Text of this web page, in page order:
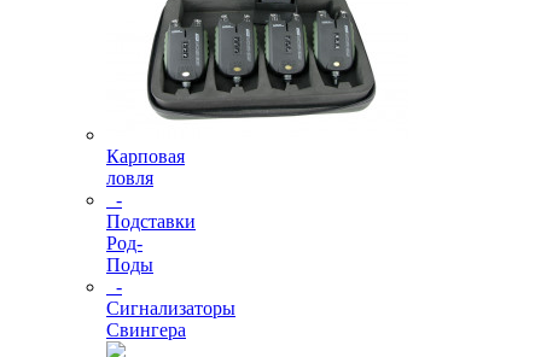
Карповая
ловля
-
Подставки
Род-
Поды
-
Сигнализаторы
Свингера